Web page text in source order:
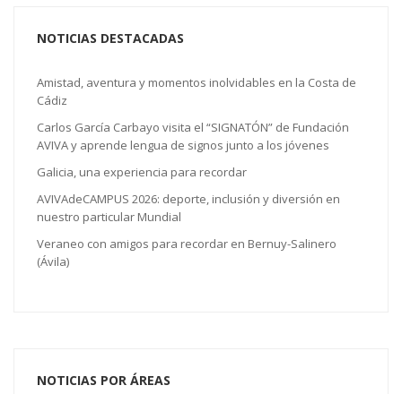
NOTICIAS DESTACADAS
Amistad, aventura y momentos inolvidables en la Costa de
Cádiz
Carlos García Carbayo visita el “SIGNATÓN” de Fundación
AVIVA y aprende lengua de signos junto a los jóvenes
Galicia, una experiencia para recordar
AVIVAdeCAMPUS 2026: deporte, inclusión y diversión en
nuestro particular Mundial
Veraneo con amigos para recordar en Bernuy-Salinero
(Ávila)
NOTICIAS POR ÁREAS